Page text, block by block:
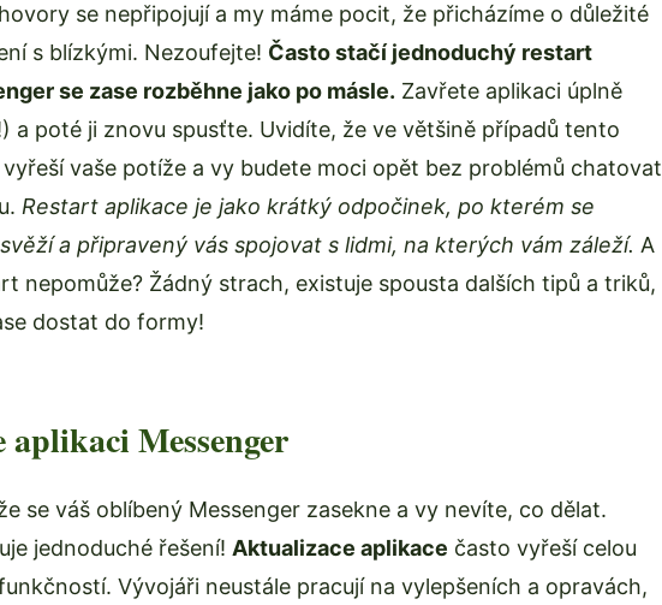
se nepřipojují a my máme pocit, že přicházíme o důležité
s blízkými. Nezoufejte! Často stačí jednoduchý restart
se zase rozběhne jako po másle. Zavřete aplikaci úplně
a poté ji znovu spusťte. Uvidíte, že ve většině případů tento
vaše potíže a vy budete moci opět bez problémů chatovat
Restart aplikace je jako krátký odpočinek, po kterém se
a připravený vás spojovat s lidmi, na kterých vám záleží. A
nepomůže? Žádný strach, existuje spousta dalších tipů a triků,
dostat do formy!
Messenger
se váš oblíbený Messenger zasekne a vy nevíte, co dělat.
jednoduché řešení! Aktualizace aplikace často vyřeší celou
Vývojáři neustále pracují na vylepšeních a opravách,